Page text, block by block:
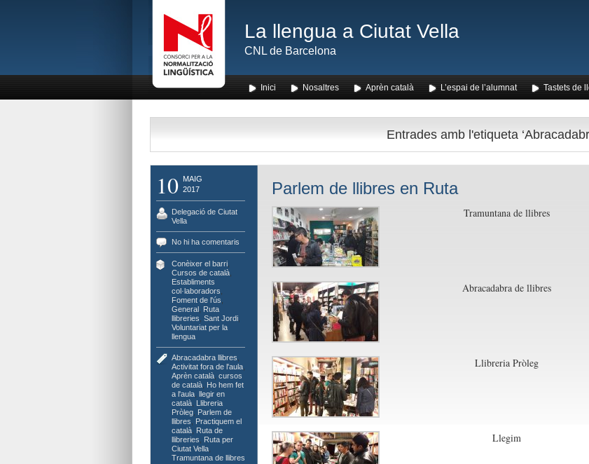
La llengua a Ciutat Vella
CNL de Barcelona
Inici Nosaltres Aprèn català L’espai de l’alumnat Tastets de
Entrades amb l'etiqueta
10
MAIG
2017
Delegació de Ciutat
Vella
No hi ha comentaris
Conèixer el barri,
Cursos de català,
Establiments
col·laboradors
Foment de l'ús
General, Ruta
llibreries Sant Jordi,
Voluntariat per la
llengua
Abracadabra llibres
Activitat fora de l'aula,
Aprèn català, cursos
de català, Ho hem fet
a l'aula, llegir en
català, Llibreria
Pròleg, Parlem de
llibres
Practiquem el
català, Ruta de
llibreries
Ruta per
Ciutat Vella,
Tramuntana de llibres
Parlem de llibres en Ruta
Tramuntana de llibres
Abracadabra de llibres
Llibreria Pròleg
Llegim